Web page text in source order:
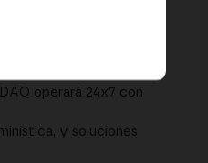
operará 24x7 con
y soluciones